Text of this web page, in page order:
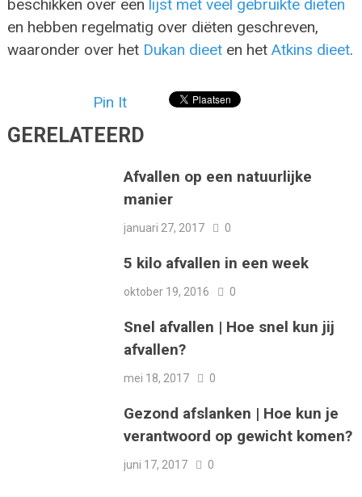
beschikken over een lijst met veel gebruikte diëten
en hebben regelmatig over diëten geschreven,
waaronder over het Dukan dieeten het Atkins dieet.
Pin It
GERELATEERD
Afvallen op een natuurlijke
manier
januari 27, 2017 0
5 kilo afvallen in een week
oktober 19, 2016 0
Snel afvallen | Hoe snel kun jij
afvallen?
mei 18, 2017 0
Gezond afslanken | Hoe kun je
verantwoord op gewicht komen?
juni 17, 2017 0